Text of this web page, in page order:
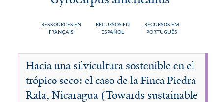
RESSOURCES EN
FRANÇAIS
RECURSOS EN
ESPAÑOL
RECURSOS EM
PORTUGUÊS
You
here
Gyrocarpus
americanus
Hacia una silvicultura sostenible en el
trópico seco: el caso de la Finca Piedra
Rala, Nicaragua (Towards sustainable